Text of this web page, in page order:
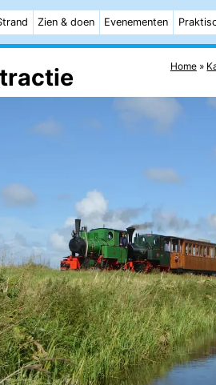
Zien & doen Evenementen
Home